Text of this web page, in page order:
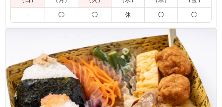
5.0
オムライス好きな人のために発注 ポルチーニソースと
は…？と調べたらきのこでしたね。 とても美味しい、高
級なレストランでいただくような素敵なお味でした。 ト
マトクリームソースが王道ですが、こちらも美味
ご利用シーン：ロケ・撮影›スタジオ撮影
東京都江東区青海2026/05/11
－ ◯ ◯ 休 ◯ ◯